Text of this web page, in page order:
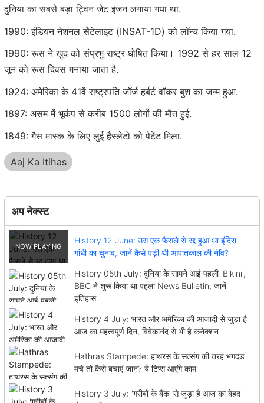
दुनिया का सबसे बड़ा ट्विन जेट इंजन लगाया गया था.
1990: इंडियन नेशनल सैटेलाइट (INSAT-1D) को लॉन्च किया गया.
1990: रूस ने खुद को संप्रभु राष्ट्र घोषित किया। 1992 से हर साल 12
जून को रूस दिवस मनाया जाता है.
1924: अमेरिका के 41वें राष्ट्रपति जॉर्ज हर्बर्ट वॉकर बुश का जन्म हुआ.
1897: असम में भूकंप से करीब 1500 लोगों की मौत हुई.
1849: गैस मास्क के लिए लुई हैस्लेटो को पेटेंट मिला.
Aaj Ka Itihas
अप नेक्स्ट
History 12 June: उस एक फैसले से रद्द हुआ था इंदिरा
गांधी का चुनाव, जानें कैसे पड़ी थी आपातकाल की नींव?
History 05th July: दुनिया के सामने आई पहली 'Bikini',
BBC ने शुरू किया था पहला News Bulletin; जानें
इतिहास
History 4 July: भारत और अमेरिका की आजादी से जुड़ा है
आज का महत्वपूर्ण दिन, विवेकानंद से भी है कनेक्शन
Hathras Stampede: हाथरस के सत्संग की तरह भगदड़
मचे तो कैसे बचाएं जान? ये टिप्स आएंगे काम
History 3 July: 'गरीबों के बैंक' से जुड़ा है आज का बेहद